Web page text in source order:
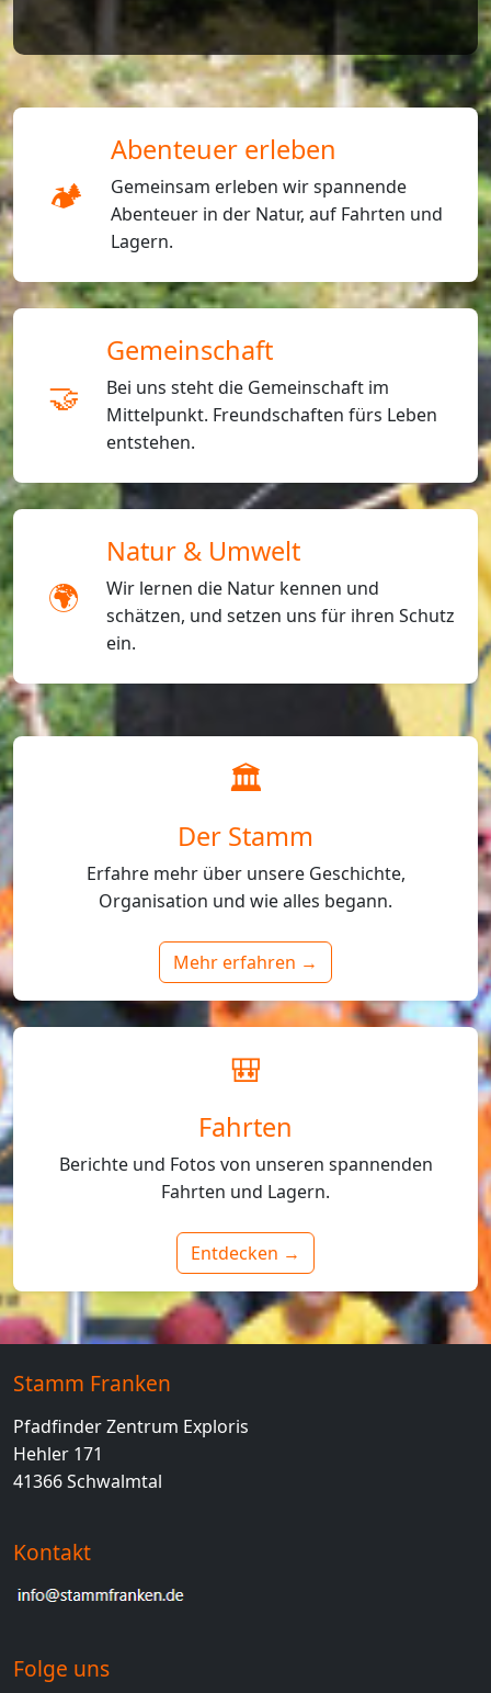
🏕️
Abenteuer erleben
Gemeinsam erleben wir spannende
Abenteuer in der Natur, auf Fahrten und
Lagern.
🤝
Gemeinschaft
Bei uns steht die Gemeinschaft im
Mittelpunkt. Freundschaften fürs Leben
entstehen.
🌍
Natur & Umwelt
Wir lernen die Natur kennen und
schätzen, und setzen uns für ihren Schutz
ein.
🏛️
Der Stamm
Erfahre mehr über unsere Geschichte,
Organisation und wie alles begann.
Mehr erfahren →
🎒
Fahrten
Berichte und Fotos von unseren spannenden
Fahrten und Lagern.
Entdecken →
Stamm Franken
Pfadfinder Zentrum Exploris
Hehler 171
41366 Schwalmtal
Kontakt
Folge uns